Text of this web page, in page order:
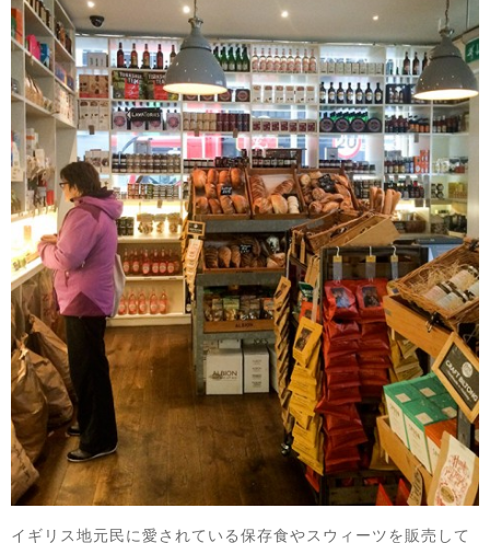
イギリス地元民に愛されている保存食やスウィーツを販売して